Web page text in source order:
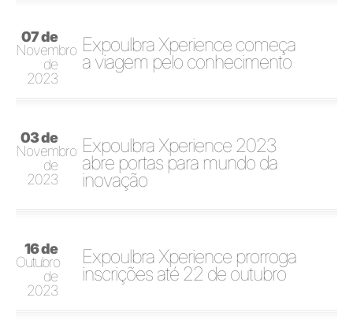
07 de
Novembro
de
2023
Expoulbra Xperience começa
a viagem pelo conhecimento
03 de
Novembro
de
2023
Expoulbra Xperience 2023
abre portas para mundo da
inovação
16 de
Outubro
de
2023
Expoulbra Xperience prorroga
inscrições até 22 de outubro